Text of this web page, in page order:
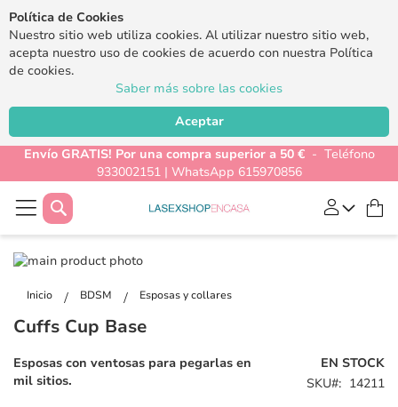
Política de Cookies
Nuestro sitio web utiliza cookies. Al utilizar nuestro sitio web,
acepta nuestro uso de cookies de acuerdo con nuestra Política
de cookies.
Saber más sobre las cookies
Aceptar
Envío GRATIS! Por una compra superior a 50 €- Teléfono
933002151 | WhatsApp 615970856
Buscar
Inicio BDSM Esposas y collares
Saltar
final
la
de
imágenes
de
galería
de
Cuffs Cup Base
EN STOCK
SKU
14211
Esposas con ventosas para pegarlas en
mil sitios.